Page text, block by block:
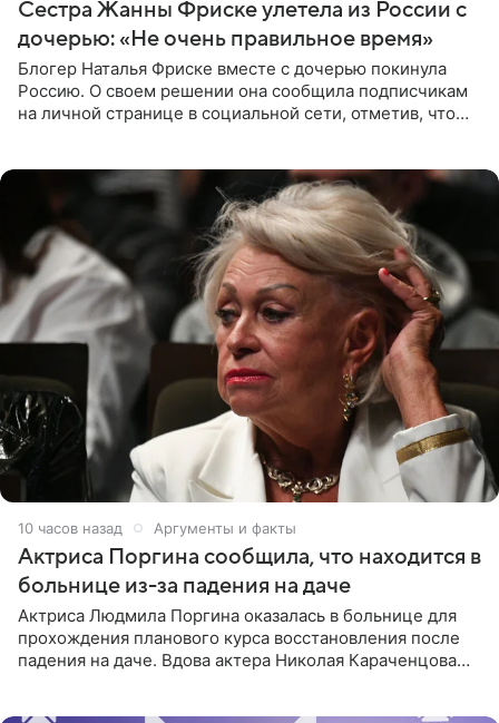
Сестра Жанны Фриске улетела из России с
дочерью: «Не очень правильное время»
Блогер Наталья Фриске вместе с дочерью покинула
Россию. О своем решении она сообщила подписчикам
на личной странице в социальной сети, отметив, что
10 часов назад Аргументы и факты
Актриса Поргина сообщила, что находится в
больнице из-за падения на даче
Актриса Людмила Поргина оказалась в больнице для
прохождения планового курса восстановления после
падения на даче. Вдова актера Николая Караченцова